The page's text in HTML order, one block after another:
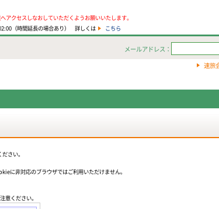
クセスしなおしていただくようお願いいたします。
（時間延長の場合あり） 詳しくは
こちら
メールアドレス：
速旅
さい。
に非対応のブラウザではご利用いただけません。
意ください。